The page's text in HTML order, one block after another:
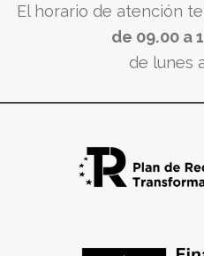
El horario de atención
de 09.00 a
de lunes